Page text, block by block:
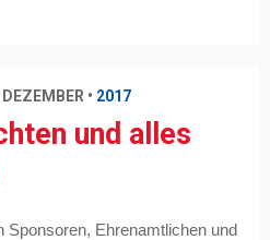
• 2017
und alles
Sponsoren, Ehrenamtlichen und